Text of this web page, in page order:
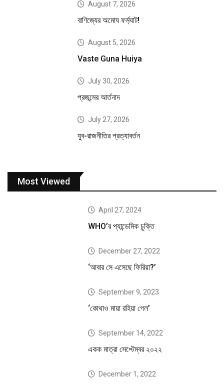
August 7, 2026
বাণিজ্যের অমোঘ ফর্ম্যাট!
August 5, 2026
Vaste Guna Huiya
July 30, 2026
প্রজন্মের আর্তনাদ
July 27, 2026
যুব-রাজনীতির প্রত্যাবর্তন
Most Viewed
April 27, 2024
WHO’র প্যান্ডেমিক চুক্তি
December 27, 2022
‘আবার সে এসেছে ফিরিয়া?’
September 9, 2023
‘কোথাও মায়া রহিয়া গেল’
September 14, 2022
একক মাত্রা সেপ্টেম্বর ২০২২
December 1, 2022